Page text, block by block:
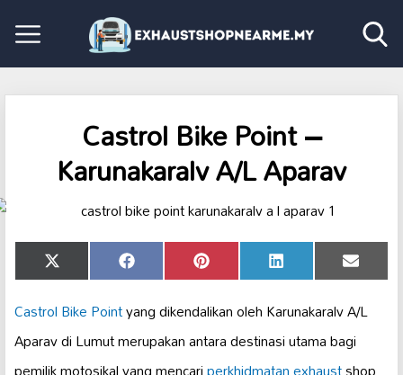
Castrol Bike Point –
Karunakaralv A/L Aparav
Share
on
X
(Twitter)
Share
on
Facebook Share
on
Pinterest Share
on
LinkedIn Share
on
Email
Castrol Bike Pointyang dikendalikan oleh Karunakaralv A/L
Aparav di Lumut merupakan antara destinasi utama bagi